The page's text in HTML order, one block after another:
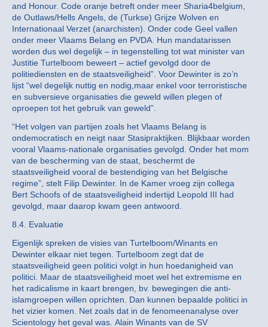
and Honour. Code oranje betreft onder meer Sharia4belgium,
de Outlaws/Hells Angels, de (Turkse) Grijze Wolven en
Internationaal Verzet (anarchisten). Onder code Geel vallen
onder meer Vlaams Belang en PVDA. Hun mandatarissen
worden dus wel degelijk – in tegenstelling tot wat minister van
Justitie Turtelboom beweert – actief gevolgd door de
politiediensten en de staatsveiligheid”. Voor Dewinter is zo’n
lijst “wel degelijk nuttig en nodig,maar enkel voor terroristische
en subversieve organisaties die geweld willen plegen of
oproepen tot het gebruik van geweld”.
“Het volgen van partijen zoals het Vlaams Belang is
ondemocratisch en neigt naar Stasipraktijken. Blijkbaar worden
vooral Vlaams-nationale organisaties gevolgd. Onder het mom
van de bescherming van de staat, beschermt de
staatsveiligheid vooral de bestendiging van het Belgische
regime”, stelt Filip Dewinter. In de Kamer vroeg zijn collega
Bert Schoofs of de staatsveiligheid indertijd Leopold III had
gevolgd, maar daarop kwam geen antwoord.
8.4. Evaluatie
Eigenlijk spreken de visies van Turtelboom/Winants en
Dewinter elkaar niet tegen. Turtelboom zegt dat de
staatsveiligheid geen politici volgt in hun hoedanigheid van
politici. Maar de staatsveiligheid moet wel het extremisme en
het radicalisme in kaart brengen, bv. bewegingen die anti-
islamgroepen willen oprichten. Dan kunnen bepaalde politici in
het vizier komen. Net zoals dat in de fenomeenanalyse over
Scientology het geval was. Alain Winants van de SV